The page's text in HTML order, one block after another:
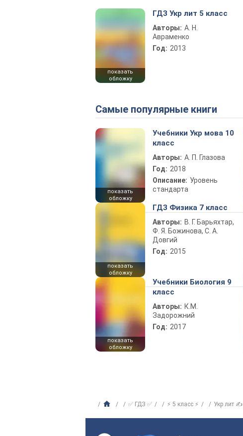
показать
обложку
ГДЗ Укр лит 5 класс
Авторы: А. Н.
Авраменко
Год: 2013
Самые популярные книги
показать
обложку
Учебники Укр мова 10
класс
Авторы: А. П. Глазова
Год: 2018
Описание: Уровень
стандарта
показать
обложку
ГДЗ Физика 7 класс
Авторы: В. Г. Барьяхтар,
Ф. Я. Божинова, С. А.
Довгий
Год: 2015
показать
обложку
Учебники Биология 9
класс
Авторы: К.М.
Задорожний
Год: 2017
✅ ГДЗ ✅ ⚡ 5 класс ⚡ Укр лит ✍